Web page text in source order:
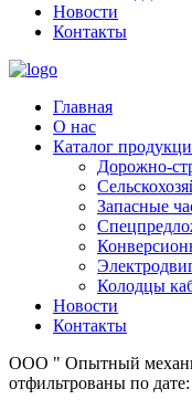
Новости
Контакты
Главная
О нас
Каталог
Дорожно-
Запасные
Колодцы
Новости
Контакты
ООО " Опытный
отфильтрованы по